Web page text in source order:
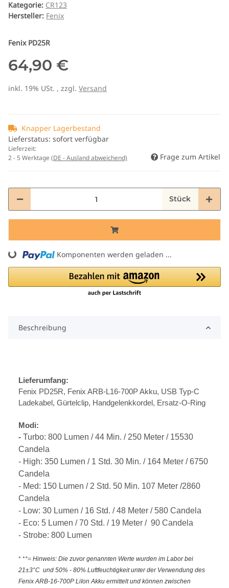
Kategorie: CR123
Hersteller: Fenix
Fenix PD25R
64,90 €
inkl. 19% USt. , zzgl. Versand
Knapper Lagerbestand
Lieferstatus: sofort verfügbar
Lieferzeit:
2 - 5 Werktage (DE - Ausland abweichend) Frage zum Artikel
Stück
Komponenten werden geladen ...
Beschreibung
Lieferumfang:
Fenix PD25R, Fenix ARB-L16-700P Akku, USB Typ-C
Ladekabel, Gürtelclip, Handgelenkkordel, Ersatz-O-Ring
Modi:
- Turbo: 800 Lumen / 44 Min. / 250 Meter / 15530
Candela
- High: 350 Lumen / 1 Std. 30 Min. / 164 Meter / 6750
Candela
- Med: 150 Lumen / 2 Std. 50 Min. 107 Meter /2860
Candela
- Low: 30 Lumen / 16 Std. / 48 Meter / 580 Candela
- Eco: 5 Lumen / 70 Std. / 19 Meter / 90 Candela
- Strobe: 800 Lumen
* **= Hinweis: Die zuvor genannten Werte wurden im Labor bei
21±3°C und 50% - 80% Luftfeuchtigkeit unter der Verwendung des
Fenix ARB-16-700P LiIon Akku ermittelt und können zwischen